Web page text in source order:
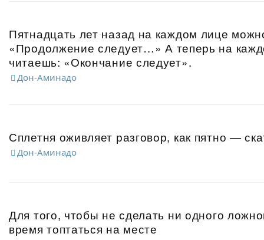
Пятнадцать лет назад на каждом лице
«Продолжение следует…» А теперь на
читаешь: «Окончание следует».
Дон-Аминадо
Сплетня оживляет разговор, как пятно —
Дон-Аминадо
Для того, чтобы не сделать ни одного
время топтаться на месте